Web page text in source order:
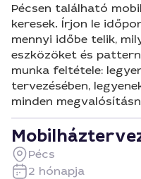
Pécsen található
keresek. Írjon le
mennyi időbe telik,
eszközöket és
munka feltétele:
tervezésében,
minden
Pécs
2 hónapja